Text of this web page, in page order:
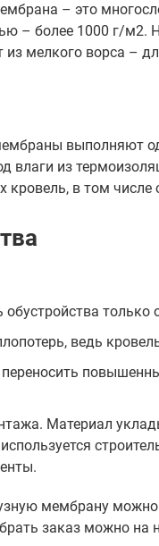
– это
– более 1000 г/м2.
из мелкого ворса –
выполняют
влаги из
кровель, в том
только
ведь
Материал
мембрану
заказ можно на